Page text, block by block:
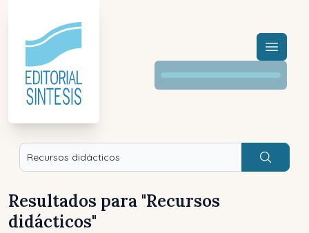
Menú
Buscar
Resultados para "Recursos
didácticos"